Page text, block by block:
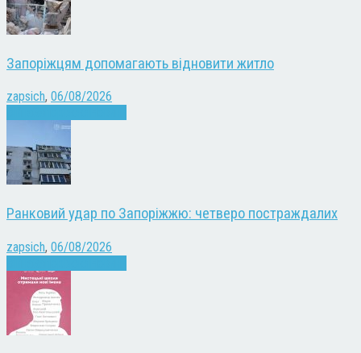
Запоріжцям допомагають відновити житло
zapsich, 06/08/2026
Ранковий удар по Запоріжжю: четверо постраждалих
zapsich, 06/08/2026